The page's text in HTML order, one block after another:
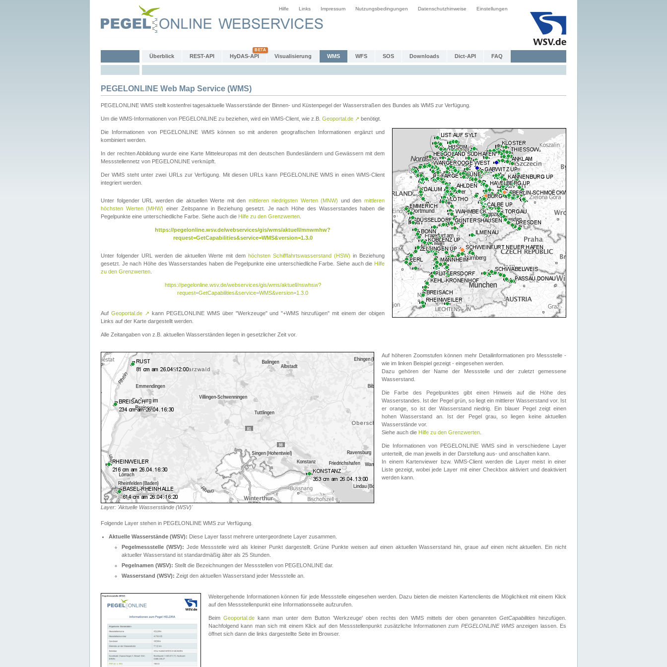
Hilfe Links Impressum Nutzungsbedingungen Datenschutzhinweise Einstellungen
Überblick REST-API HyDAS-API Visualisierung WMS WFS SOS Downloads Dict-API FAQ
PEGELONLINE Web Map Service (WMS)
PEGELONLINE WMS stellt kostenfrei tagesaktuelle Wasserstände der Binnen- und Küstenpegel der Wasserstraßen des Bundes als WMS zur Verfügung.
Um die WMS-Informationen von PEGELONLINE zu beziehen, wird ein WMS-Client, wie z.B. Geoportal.de ↗ benötigt.
Die Informationen von PEGELONLINE WMS können so mit anderen geografischen Informationen ergänzt und
kombiniert werden.
In der rechten Abbildung wurde eine Karte Mitteleuropas mit den deutschen Bundesländern und Gewässern mit dem
Messstellennetz von PEGELONLINE verknüpft.
Der WMS steht unter zwei URLs zur Verfügung. Mit diesen URLs kann PEGELONLINE WMS in einen WMS-Client
integriert werden.
Unter folgender URL werden die aktuellen Werte mit den mittleren niedrigsten Werten (MNW) und denmittleren
höchsten Werten (MHW) einer Zeitspanne in Beziehung gesetzt. Je nach Höhe des Wasserstandes haben die
Pegelpunkte eine unterschiedliche Farbe. Siehe auch die Hilfe zu den Grenzwerten
https://pegelonline.wsv.de/webservices/gis/wms/aktuell/mnwmhw?
request=GetCapabilities&service=WMS&version=1.3.0
Unter folgender URL werden die aktuellen Werte mit dem höchsten Schifffahrtswasserstand (HSW) in Beziehung
gesetzt. Je nach Höhe des Wasserstandes haben die Pegelpunkte eine unterschiedliche Farbe. Siehe auch die Hilfe
zu den Grenzwerten
https://pegelonline.wsv.de/webservices/gis/wms/aktuell/nswhsw?
request=GetCapabilities&service=WMS&version=1.3.0
Auf Geoportal.de ↗ kann PEGELONLINE WMS über "Werkzeuge" und "+WMS hinzufügen" mit einem der obigen
Links auf der Karte dargestellt werden.
Alle Zeitangaben von z.B. aktuellen Wasserständen liegen in gesetzlicher Zeit vor.
Layer: 'Aktuelle Wasserstände (WSV)'
Auf höheren Zoomstufen können mehr Detailinformationen pro Messstelle -
wie im linken Beispiel gezeigt - eingesehen werden.
Dazu gehören der Name der Messstelle und der zuletzt gemessene
Wasserstand.
Die Farbe des Pegelpunktes gibt einen Hinweis auf die Höhe des
Wasserstandes. Ist der Pegel grün, so liegt ein mittlerer Wasserstand vor. Ist
er orange, so ist der Wasserstand niedrig. Ein blauer Pegel zeigt einen
hohen Wasserstand an. Ist der Pegel grau, so liegen keine aktuellen
Wasserstände vor.
Siehe auch die Hilfe zu den Grenzwerten
Die Informationen von PEGELONLINE WMS sind in verschiedene Layer
unterteilt, die man jeweils in der Darstellung aus- und anschalten kann.
In einem Kartenviewer bzw. WMS-Client werden die Layer meist in einer
Liste gezeigt, wobei jede Layer mit einer Checkbox aktiviert und deaktiviert
werden kann.
Folgende Layer stehen in PEGELONLINE WMS zur Verfügung.
Aktuelle Wasserstände (WSV): Diese Layer fasst mehrere untergeordnete Layer zusammen.
Pegelmessstelle (WSV): Jede Messstelle wird als kleiner Punkt dargestellt. Grüne Punkte weisen auf einen aktuellen Wasserstand hin, graue auf einen nicht aktuellen. Ein nicht
aktueller Wasserstand ist standardmäßig älter als 25 Stunden.
Pegelnamen (WSV): Stellt die Bezeichnungen der Messstellen von PEGELONLINE dar.
Wasserstand (WSV): Zeigt den aktuellen Wasserstand jeder Messstelle an.
Weitergehende Informationen können für jede Messstelle eingesehen werden. Dazu bieten die meisten Kartenclients die Möglichkeit mit einem Klick
auf den Messstellenpunkt eine Informationsseite aufzurufen.
Beim Geoportal.de kann man unter dem Button 'Werkzeuge' oben rechts den WMS mittels der oben genannten GetCapabilities hinzufügen.
Nachfolgend kann man sich mit einem Klick auf den Messstellenpunkt zusätzliche Informationen zum PEGELONLINE WMSanzeigen lassen. Es
öffnet sich dann die links dargestellte Seite im Browser.